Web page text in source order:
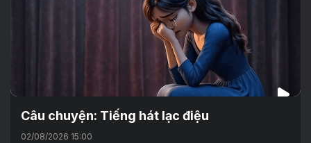
Câu chuyện: Tiếng hát lạc điệu
02/08/2026 15:00